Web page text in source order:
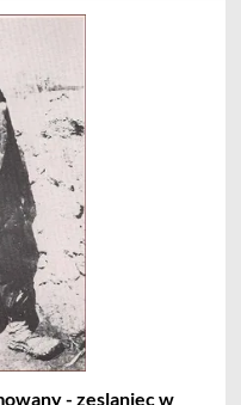
- zeslaniec w